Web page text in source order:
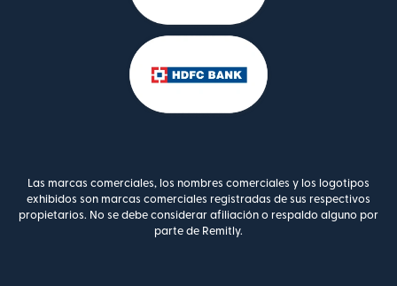
Las marcas comerciales, los nombres comerciales y los logotipos
exhibidos son marcas comerciales registradas de sus respectivos
propietarios. No se debe considerar afiliación o respaldo alguno por
parte de Remitly.